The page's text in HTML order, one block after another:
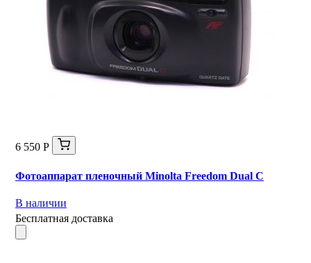
6 550 Р
Фотоаппарат пленочный Minolta Freedom Dual C
В наличии
Бесплатная доставка